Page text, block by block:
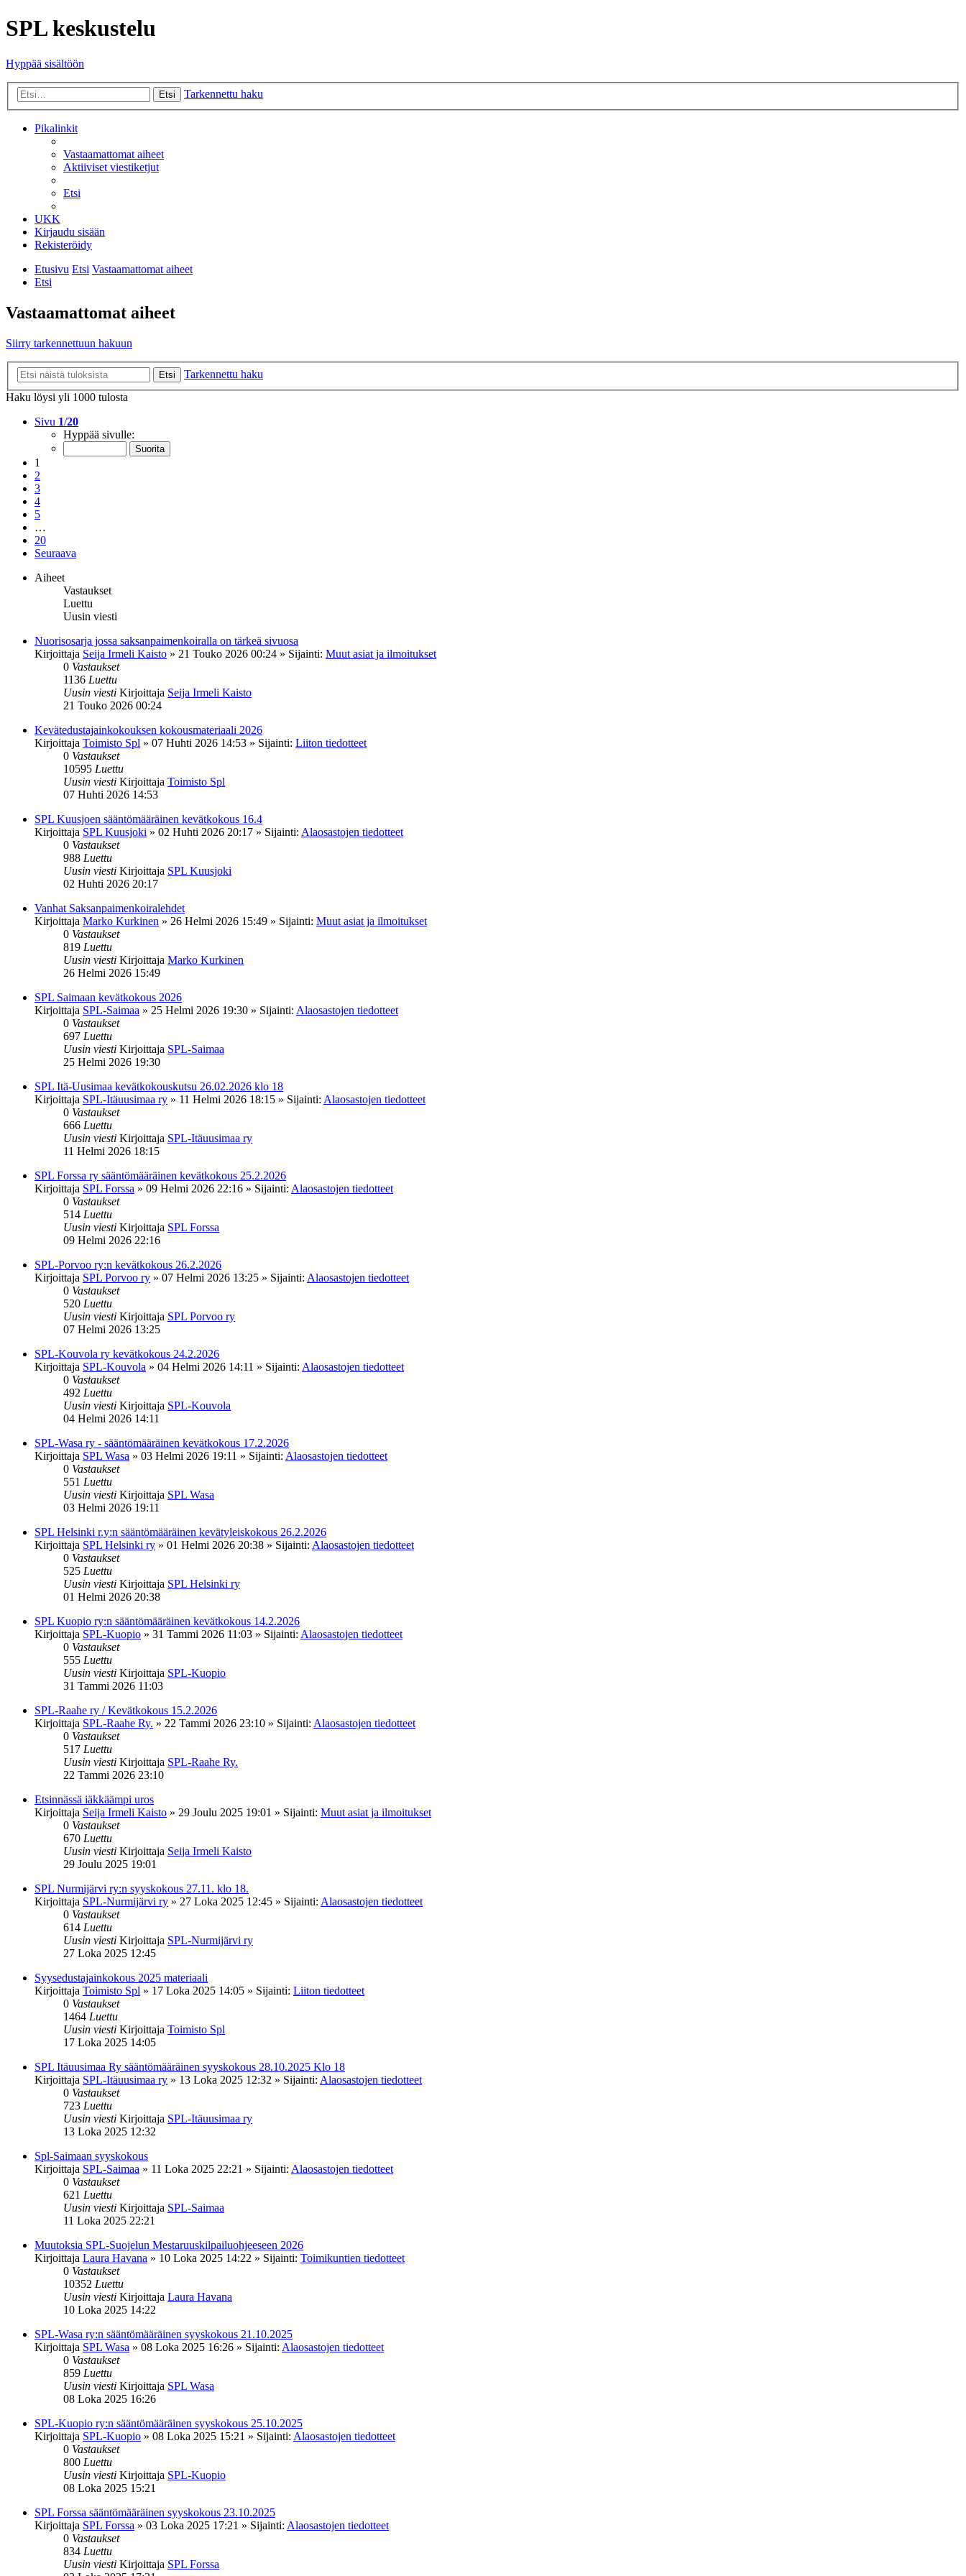
SPL keskustelu
Hyppää sisältöön
Etsi Tarkennettu haku
Pikalinkit
Vastaamattomat aiheet
Aktiiviset viestiketjut
Etsi
UKK
Kirjaudu sisään
Rekisteröidy
Etusivu Etsi Vastaamattomat aiheet
Etsi
Vastaamattomat aiheet
Siirry tarkennettuun hakuun
Etsi
Tarkennettu haku
Haku löysi yli 1000 tulosta
Sivu 1/20
Hyppää sivulle:
1
2
3
4
5
…
20
Seuraava
Aiheet
Vastaukset
Luettu
Uusin viesti
Nuorisosarja jossa saksanpaimenkoiralla on tärkeä sivuosa
Kirjoittaja Seija Irmeli Kaisto » 21 Touko 2026 00:24 » Sijainti: Muut asiat ja ilmoitukset
0 Vastaukset
1136 Luettu
Uusin viesti Kirjoittaja Seija Irmeli Kaisto
21 Touko 2026 00:24
Kevätedustajainkokouksen kokousmateriaali 2026
Kirjoittaja Toimisto Spl » 07 Huhti 2026 14:53 » Sijainti: Liiton tiedotteet
0 Vastaukset
10595 Luettu
Uusin viesti Kirjoittaja Toimisto Spl
07 Huhti 2026 14:53
SPL Kuusjoen sääntömääräinen kevätkokous 16.4
Kirjoittaja SPL Kuusjoki » 02 Huhti 2026 20:17 » Sijainti: Alaosastojen tiedotteet
0 Vastaukset
988 Luettu
Uusin viesti Kirjoittaja SPL Kuusjoki
02 Huhti 2026 20:17
Vanhat Saksanpaimenkoiralehdet
Kirjoittaja Marko Kurkinen » 26 Helmi 2026 15:49 » Sijainti: Muut asiat ja ilmoitukset
0 Vastaukset
819 Luettu
Uusin viesti Kirjoittaja Marko Kurkinen
26 Helmi 2026 15:49
SPL Saimaan kevätkokous 2026
Kirjoittaja SPL-Saimaa » 25 Helmi 2026 19:30 » Sijainti: Alaosastojen tiedotteet
0 Vastaukset
697 Luettu
Uusin viesti Kirjoittaja SPL-Saimaa
25 Helmi 2026 19:30
SPL Itä-Uusimaa kevätkokouskutsu 26.02.2026 klo 18
Kirjoittaja SPL-Itäuusimaa ry » 11 Helmi 2026 18:15 » Sijainti: Alaosastojen tiedotteet
0 Vastaukset
666 Luettu
Uusin viesti Kirjoittaja SPL-Itäuusimaa ry
11 Helmi 2026 18:15
SPL Forssa ry sääntömääräinen kevätkokous 25.2.2026
Kirjoittaja SPL Forssa » 09 Helmi 2026 22:16 » Sijainti: Alaosastojen tiedotteet
0 Vastaukset
514 Luettu
Uusin viesti Kirjoittaja SPL Forssa
09 Helmi 2026 22:16
SPL-Porvoo ry:n kevätkokous 26.2.2026
Kirjoittaja SPL Porvoo ry » 07 Helmi 2026 13:25 » Sijainti: Alaosastojen tiedotteet
0 Vastaukset
520 Luettu
Uusin viesti Kirjoittaja SPL Porvoo ry
07 Helmi 2026 13:25
SPL-Kouvola ry kevätkokous 24.2.2026
Kirjoittaja SPL-Kouvola » 04 Helmi 2026 14:11 » Sijainti: Alaosastojen tiedotteet
0 Vastaukset
492 Luettu
Uusin viesti Kirjoittaja SPL-Kouvola
04 Helmi 2026 14:11
SPL-Wasa ry - sääntömääräinen kevätkokous 17.2.2026
Kirjoittaja SPL Wasa » 03 Helmi 2026 19:11 » Sijainti: Alaosastojen tiedotteet
0 Vastaukset
551 Luettu
Uusin viesti Kirjoittaja SPL Wasa
03 Helmi 2026 19:11
SPL Helsinki r.y:n sääntömääräinen kevätyleiskokous 26.2.2026
Kirjoittaja SPL Helsinki ry » 01 Helmi 2026 20:38 » Sijainti: Alaosastojen tiedotteet
0 Vastaukset
525 Luettu
Uusin viesti Kirjoittaja SPL Helsinki ry
01 Helmi 2026 20:38
SPL Kuopio ry:n sääntömääräinen kevätkokous 14.2.2026
Kirjoittaja SPL-Kuopio » 31 Tammi 2026 11:03 » Sijainti: Alaosastojen tiedotteet
0 Vastaukset
555 Luettu
Uusin viesti Kirjoittaja SPL-Kuopio
31 Tammi 2026 11:03
SPL-Raahe ry / Kevätkokous 15.2.2026
Kirjoittaja SPL-Raahe Ry. » 22 Tammi 2026 23:10 » Sijainti: Alaosastojen tiedotteet
0 Vastaukset
517 Luettu
Uusin viesti Kirjoittaja SPL-Raahe Ry.
22 Tammi 2026 23:10
Etsinnässä iäkkäämpi uros
Kirjoittaja Seija Irmeli Kaisto » 29 Joulu 2025 19:01 » Sijainti: Muut asiat ja ilmoitukset
0 Vastaukset
670 Luettu
Uusin viesti Kirjoittaja Seija Irmeli Kaisto
29 Joulu 2025 19:01
SPL Nurmijärvi ry:n syyskokous 27.11. klo 18.
Kirjoittaja SPL-Nurmijärvi ry » 27 Loka 2025 12:45 » Sijainti: Alaosastojen tiedotteet
0 Vastaukset
614 Luettu
Uusin viesti Kirjoittaja SPL-Nurmijärvi ry
27 Loka 2025 12:45
Syysedustajainkokous 2025 materiaali
Kirjoittaja Toimisto Spl » 17 Loka 2025 14:05 » Sijainti: Liiton tiedotteet
0 Vastaukset
1464 Luettu
Uusin viesti Kirjoittaja Toimisto Spl
17 Loka 2025 14:05
SPL Itäuusimaa Ry sääntömääräinen syyskokous 28.10.2025 Klo 18
Kirjoittaja SPL-Itäuusimaa ry » 13 Loka 2025 12:32 » Sijainti: Alaosastojen tiedotteet
0 Vastaukset
723 Luettu
Uusin viesti Kirjoittaja SPL-Itäuusimaa ry
13 Loka 2025 12:32
Spl-Saimaan syyskokous
Kirjoittaja SPL-Saimaa » 11 Loka 2025 22:21 » Sijainti: Alaosastojen tiedotteet
0 Vastaukset
621 Luettu
Uusin viesti Kirjoittaja SPL-Saimaa
11 Loka 2025 22:21
Muutoksia SPL-Suojelun Mestaruuskilpailuohjeeseen 2026
Kirjoittaja Laura Havana » 10 Loka 2025 14:22 » Sijainti: Toimikuntien tiedotteet
0 Vastaukset
10352 Luettu
Uusin viesti Kirjoittaja Laura Havana
10 Loka 2025 14:22
SPL-Wasa ry:n sääntömääräinen syyskokous 21.10.2025
Kirjoittaja SPL Wasa » 08 Loka 2025 16:26 » Sijainti: Alaosastojen tiedotteet
0 Vastaukset
859 Luettu
Uusin viesti Kirjoittaja SPL Wasa
08 Loka 2025 16:26
SPL-Kuopio ry:n sääntömääräinen syyskokous 25.10.2025
Kirjoittaja SPL-Kuopio » 08 Loka 2025 15:21 » Sijainti: Alaosastojen tiedotteet
0 Vastaukset
800 Luettu
Uusin viesti Kirjoittaja SPL-Kuopio
08 Loka 2025 15:21
SPL Forssa sääntömääräinen syyskokous 23.10.2025
Kirjoittaja SPL Forssa » 03 Loka 2025 17:21 » Sijainti: Alaosastojen tiedotteet
0 Vastaukset
834 Luettu
Uusin viesti Kirjoittaja SPL Forssa